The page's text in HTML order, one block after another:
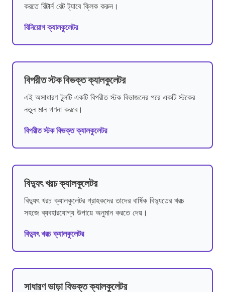
করতে রিটার্ন রেট ট্যাবে ক্লিক করুন।
বিনিয়োগ ক্যালকুলেটর
বিপরীত স্টক বিভক্ত ক্যালকুলেটর
এই অসাধারণ টুলটি একটি বিপরীত স্টক বিভাজনের পরে একটি স্টকের
নতুন মান গণনা করবে।
বিপরীত স্টক বিভক্ত ক্যালকুলেটর
বিদ্যুৎ খরচ ক্যালকুলেটর
বিদ্যুৎ খরচ ক্যালকুলেটর গ্রাহকদের তাদের বার্ষিক বিদ্যুতের খরচ
সহজে ব্যবহারযোগ্য উপায়ে অনুমান করতে দেয়।
বিদ্যুৎ খরচ ক্যালকুলেটর
সাধারণ ভাড়া বিভক্ত ক্যালকুলেটর